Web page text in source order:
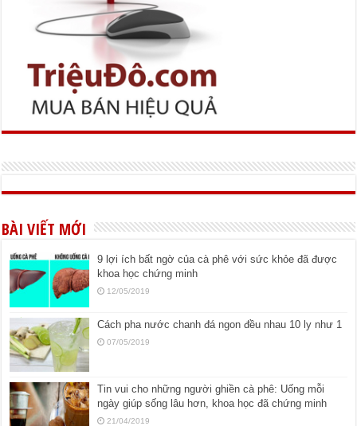
BÀI VIẾT MỚI
9 lợi ích bất ngờ của cà phê với sức khỏe đã được
khoa học chứng minh
12/05/2019
Cách pha nước chanh đá ngon đều nhau 10 ly như 1
07/05/2019
Tin vui cho những người ghiền cà phê: Uống mỗi
ngày giúp sống lâu hơn, khoa học đã chứng minh
21/04/2019